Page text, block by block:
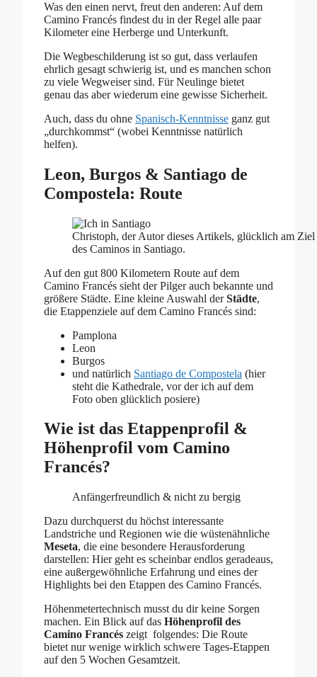
Was den einen nervt, freut den anderen: Auf dem
Camino Francés findest du in der Regel alle paar
Kilometer eine Herberge und Unterkunft.
Die Wegbeschilderung ist so gut, dass verlaufen
ehrlich gesagt schwierig ist, und es manchen schon
zu viele Wegweiser sind. Für Neulinge bietet
genau das aber wiederum eine gewisse Sicherheit.
Auch, dass du ohne Spanisch-Kenntnisse ganz gut
„durchkommst“ (wobei Kenntnisse natürlich
helfen).
Leon, Burgos & Santiago de
Compostela: Route
Christoph, der Autor dieses Artikels, glücklich am Ziel
des Caminos in Santiago.
Auf den gut 800 Kilometern Route auf dem
Camino Francés sieht der Pilger auch bekannte und
größere Städte. Eine kleine Auswahl derStädte,
die Etappenziele auf dem Camino Francés sind:
Pamplona
Leon
Burgos
und natürlich Santiago de Compostela (hier
steht die Kathedrale, vor der ich auf dem
Foto oben glücklich posiere)
Wie ist das Etappenprofil &
Höhenprofil vom Camino
Francés?
Anfängerfreundlich & nicht zu bergig
Dazu durchquerst du höchst interessante
Landstriche und Regionen wie die wüstenähnliche
Meseta, die eine besondere Herausforderung
darstellen: Hier geht es scheinbar endlos geradeaus,
eine außergewöhnliche Erfahrung und eines der
Highlights bei den Etappen des Camino Francés.
Höhenmetertechnisch musst du dir keine Sorgen
machen. Ein Blick auf das Höhenprofil des
Camino Francés zeigt folgendes: Die Route
bietet nur wenige wirklich schwere Tages-Etappen
auf den 5 Wochen Gesamtzeit.